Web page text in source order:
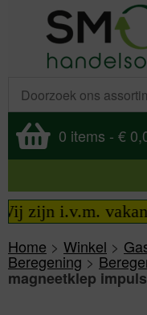
0 items - €
i.v.m. vakantie
Home > Winkel >
Beregening>
magneetklep